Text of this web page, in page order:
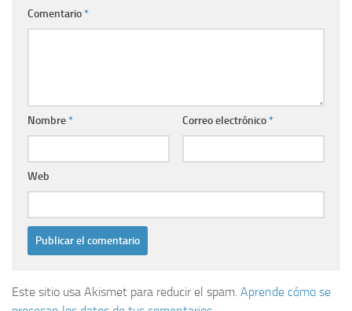
Comentario*
Nombre* Correo electrónico*
Web
Este sitio usa Akismet para reducir el spam. Aprende cómo se